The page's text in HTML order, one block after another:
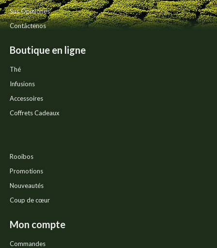
producto
Sus Opiniones
Contáctenos
Boutique en ligne
Thé
Infusions
Accessoires
Coffrets Cadeaux
Rooibos
Promotions
Nouveautés
Coup de cœur
Mon compte
Commandes